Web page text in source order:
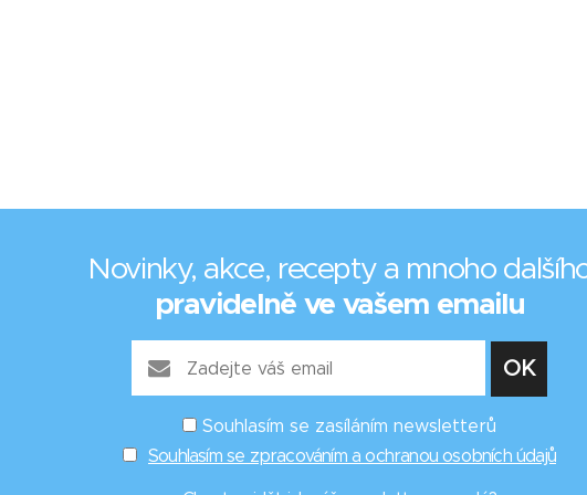
Novinky, akce, recepty a mnoho
pravidelně ve vašem emailu
Souhlasím se zasíláním newsletterů
Souhlasím se zpracováním a ochranou osobních údajů